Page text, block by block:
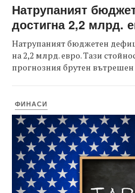
Натрупаният
достигна 2,2 млрд.
Натрупаният бюджетен
на 2,2 млрд. евро. Тази
прогнозния брутен
ФИНАСИ